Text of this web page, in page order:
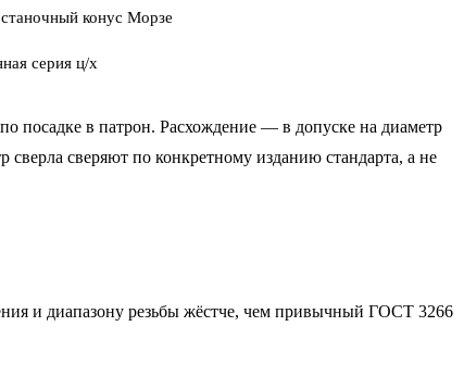
конус Морзе
серия ц/х
посадке в патрон. Расхождение — в допуске на диаметр
сверла сверяют по конкретному изданию стандарта, а не
и диапазону резьбы жёстче, чем привычный ГОСТ 3266